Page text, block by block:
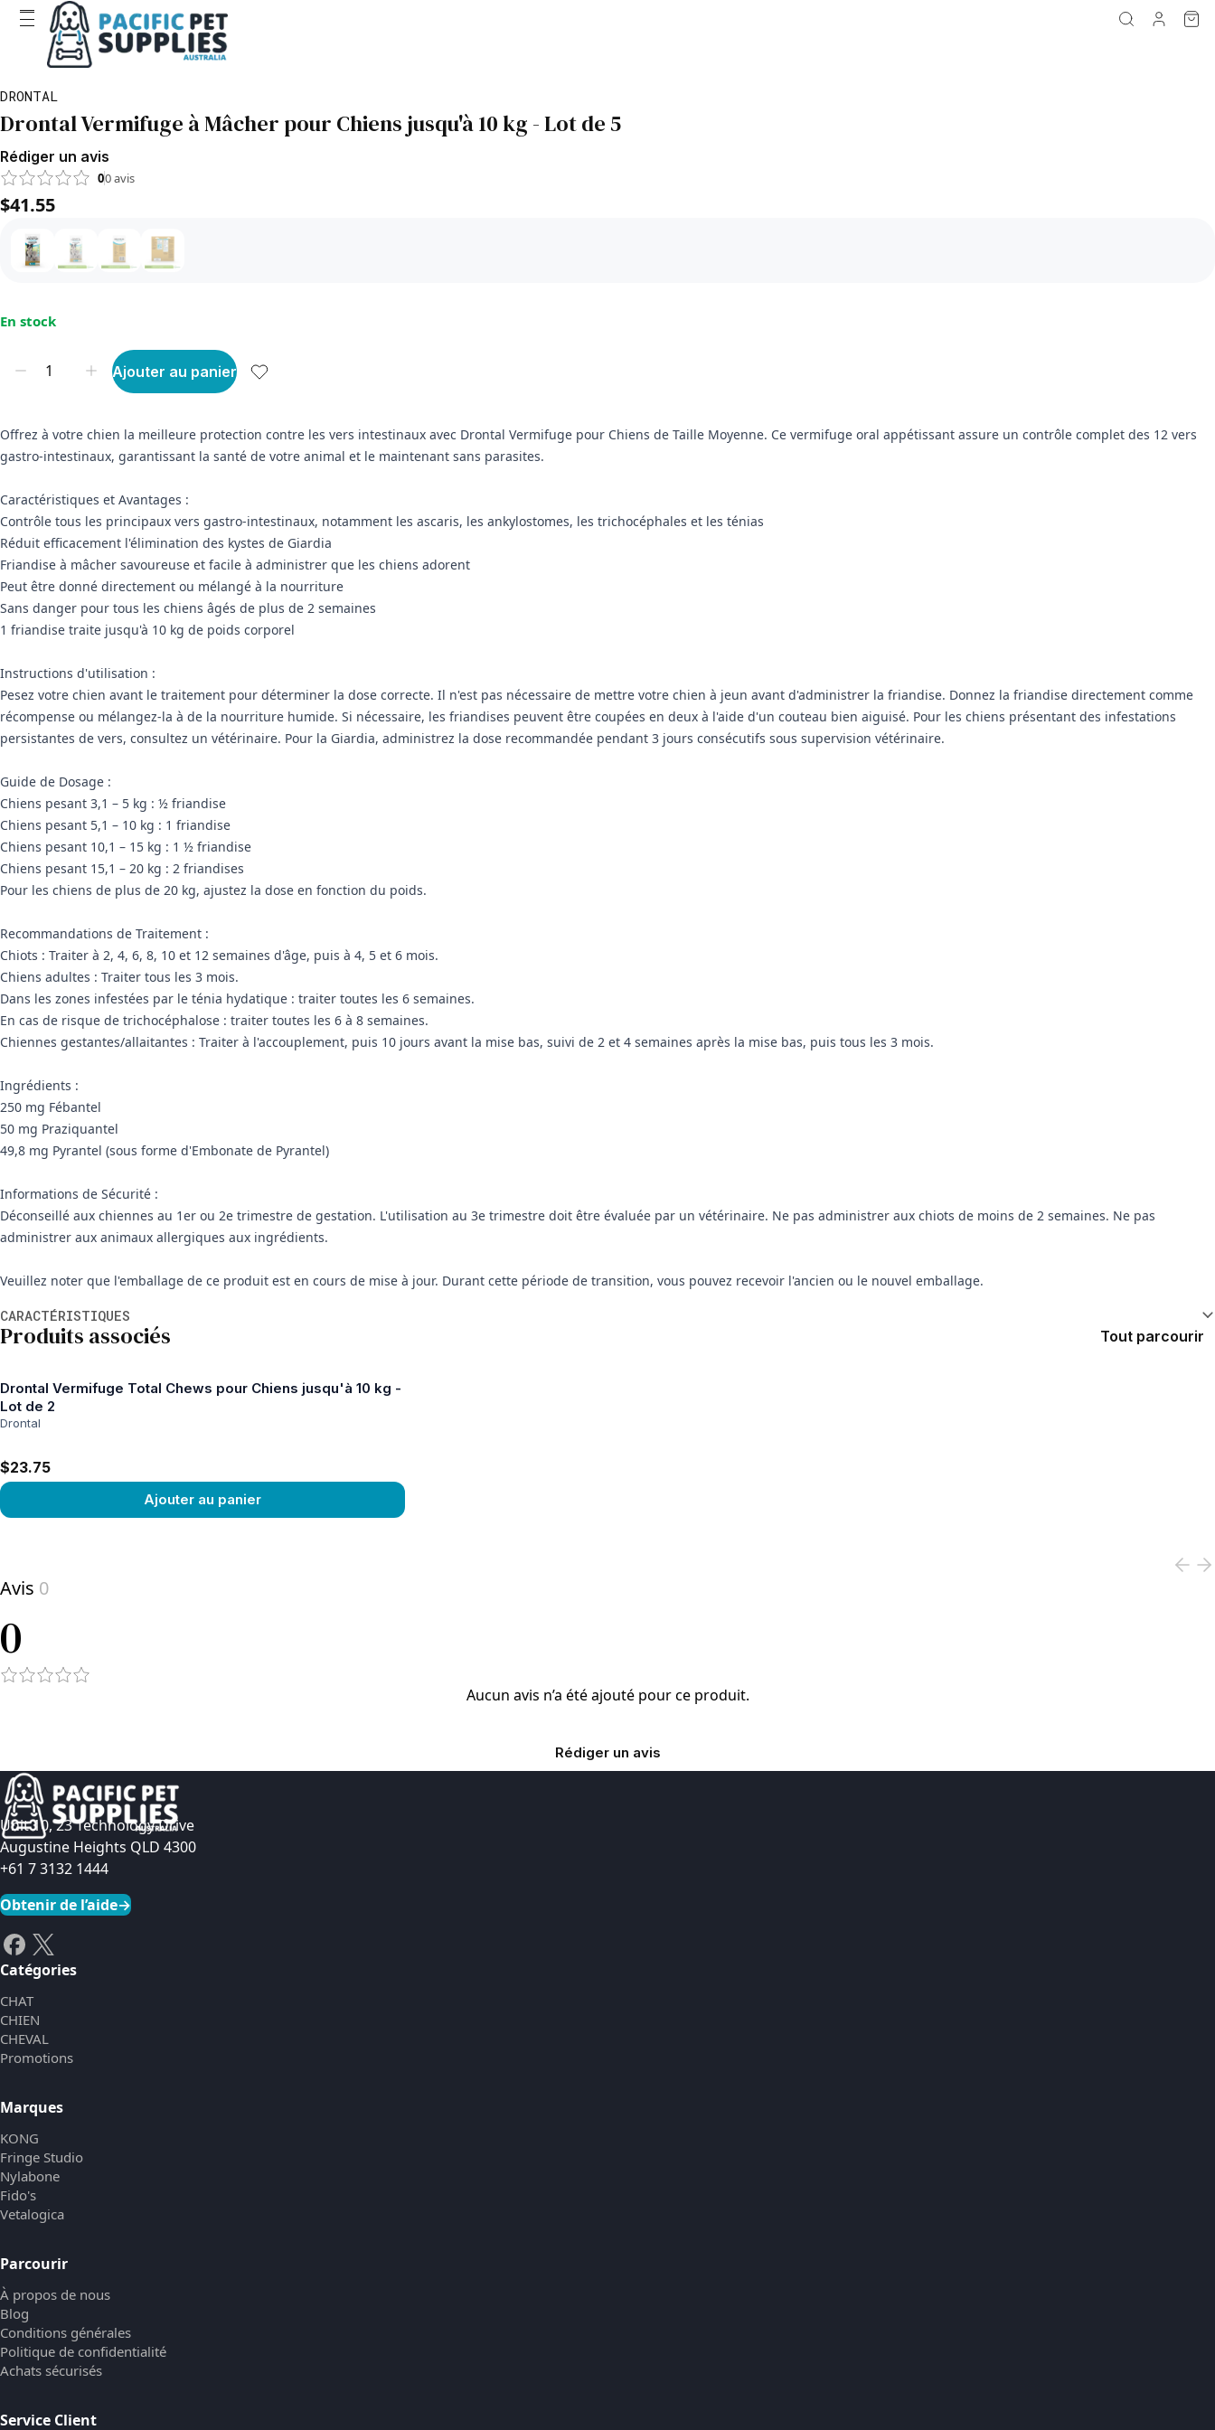
DRONTAL
Drontal Vermifuge à Mâcher pour Chiens jusqu'à 10 kg - Lot de 5
Rédiger un avis
00avis
$41.55
En stock
Ajouter au panier
Offrez à votre chien la meilleure protection contre les vers intestinaux avec Drontal Vermifuge pour Chiens de Taille Moyenne. Ce vermifuge oral appétissant assure un contrôle complet des 12 vers
gastro-intestinaux, garantissant la santé de votre animal et le maintenant sans parasites.
Caractéristiques et Avantages :
Contrôle tous les principaux vers gastro-intestinaux, notamment les ascaris, les ankylostomes, les trichocéphales et les ténias
Réduit efficacement l'élimination des kystes de Giardia
Friandise à mâcher savoureuse et facile à administrer que les chiens adorent
Peut être donné directement ou mélangé à la nourriture
Sans danger pour tous les chiens âgés de plus de 2 semaines
1 friandise traite jusqu'à 10 kg de poids corporel
Instructions d'utilisation :
Pesez votre chien avant le traitement pour déterminer la dose correcte. Il n'est pas nécessaire de mettre votre chien à jeun avant d'administrer la friandise. Donnez la friandise directement comme
récompense ou mélangez-la à de la nourriture humide. Si nécessaire, les friandises peuvent être coupées en deux à l'aide d'un couteau bien aiguisé. Pour les chiens présentant des infestations
persistantes de vers, consultez un vétérinaire. Pour la Giardia, administrez la dose recommandée pendant 3 jours consécutifs sous supervision vétérinaire.
Guide de Dosage :
Chiens pesant 3,1 – 5 kg : ½ friandise
Chiens pesant 5,1 – 10 kg : 1 friandise
Chiens pesant 10,1 – 15 kg : 1 ½ friandise
Chiens pesant 15,1 – 20 kg : 2 friandises
Pour les chiens de plus de 20 kg, ajustez la dose en fonction du poids.
Recommandations de Traitement :
Chiots : Traiter à 2, 4, 6, 8, 10 et 12 semaines d'âge, puis à 4, 5 et 6 mois.
Chiens adultes : Traiter tous les 3 mois.
Dans les zones infestées par le ténia hydatique : traiter toutes les 6 semaines.
En cas de risque de trichocéphalose : traiter toutes les 6 à 8 semaines.
Chiennes gestantes/allaitantes : Traiter à l'accouplement, puis 10 jours avant la mise bas, suivi de 2 et 4 semaines après la mise bas, puis tous les 3 mois.
Ingrédients :
250 mg Fébantel
50 mg Praziquantel
49,8 mg Pyrantel (sous forme d'Embonate de Pyrantel)
Informations de Sécurité :
Déconseillé aux chiennes au 1er ou 2e trimestre de gestation. L'utilisation au 3e trimestre doit être évaluée par un vétérinaire. Ne pas administrer aux chiots de moins de 2 semaines. Ne pas
administrer aux animaux allergiques aux ingrédients.
Veuillez noter que l'emballage de ce produit est en cours de mise à jour. Durant cette période de transition, vous pouvez recevoir l'ancien ou le nouvel emballage.
CARACTÉRISTIQUES
Produits associés Tout parcourir
Drontal Vermifuge Total Chews pour Chiens jusqu'à 10 kg -
Lot de 2
Drontal
$23.75
Ajouter au panier
Avis 0
0
Aucun avis n’a été ajouté pour ce produit.
Rédiger un avis
Unit 10, 23 Technology Drive
Augustine Heights QLD 4300
+61 7 3132 1444
Obtenir de l’aide→
Catégories
CHAT
CHIEN
CHEVAL
Promotions
Marques
KONG
Fringe Studio
Nylabone
Fido's
Vetalogica
Parcourir
À propos de nous
Blog
Conditions générales
Politique de confidentialité
Achats sécurisés
Service Client